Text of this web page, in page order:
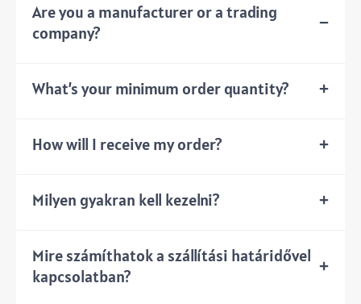
Are you a manufacturer or a trading
company?
What’s your minimum order quantity?
How will I receive my order?
Milyen gyakran kell kezelni?
Mire számíthatok a szállítási határidővel
kapcsolatban?